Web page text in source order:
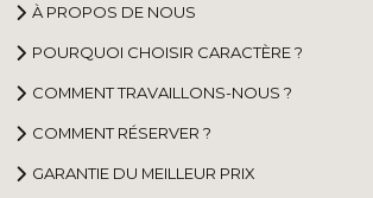
À PROPOS DE NOUS
POURQUOI CHOISIR CARACTÈRE ?
COMMENT TRAVAILLONS-NOUS ?
COMMENT RÉSERVER ?
GARANTIE DU MEILLEUR PRIX